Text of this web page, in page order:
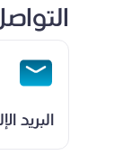
البريد